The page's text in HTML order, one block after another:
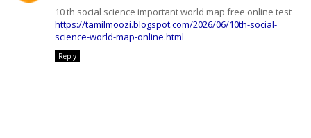
10 th social science important world map free online test
https://tamilmoozi.blogspot.com/2026/06/10th-social-
science-world-map-online.html
Reply